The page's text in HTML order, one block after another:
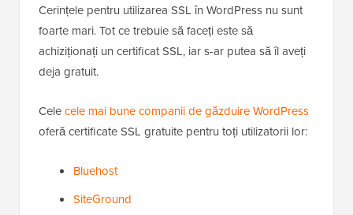
Cerințele pentru utilizarea SSL în WordPress nu sunt
foarte mari. Tot ce trebuie să faceți este să
achiziționați un certificat SSL, iar s-ar putea să îl aveți
deja gratuit.
Celecele mai bune companii de găzduire WordPress
oferă certificate SSL gratuite pentru toți utilizatorii lor:
Bluehost
SiteGround